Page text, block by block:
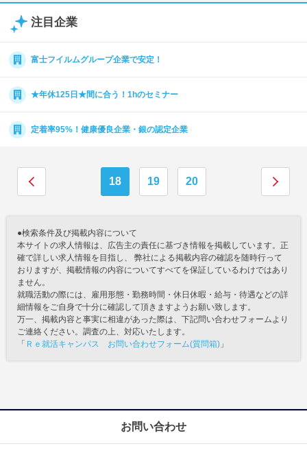
注目企業
富士フイルムグループ企業で安定！
★年休125日★間に合う！1hのセミナー
定着率95%！健康優良企業・銀の認定企業
18 19 20
●検索条件及び掲載内容について
本サイトの求人情報は、広告主の責任に基づき情報を掲載しています。正
確で詳しい求人情報を目指し、 弊社による掲載内容の確認を随時行って
おりますが、掲載情報の内容についてすべてを保証しているわけではあり
ません。
就職活動の際には、雇用形態・勤務時間・休日休暇・給与・待遇などの詳
細情報をご自身で十分に確認して頂きますようお願い致します。
万一、掲載内容と事実に相違があった際は、下記問い合わせフォームより
ご連絡ください。調査の上、対応いたします。
「 Ｒｅ就活キャンパス お問い合わせフォーム(質問箱) 」
お問い合わせ